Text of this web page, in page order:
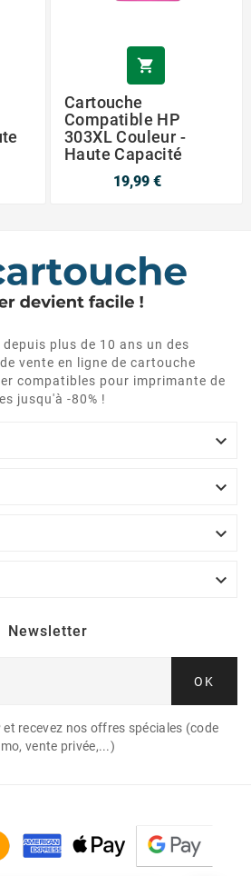

Cartouche
Compatible HP
303XL Couleur -
Haute Capacité
19,99 €
depuis plus de 10 ans un des
vente en ligne de cartouche
compatibles pour imprimante de
jusqu'à -80% !




Newsletter
OK
et recevez nos offres spéciales (code
vente privée,...)